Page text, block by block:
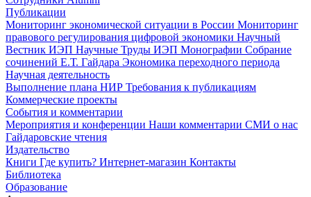
Публикации
Мониторинг экономической ситуации в России Мониторинг
правового регулирования цифровой экономики Научный
Вестник ИЭП Научные Труды ИЭП Монографии Собрание
сочинений Е.Т. Гайдара Экономика переходного периода
Научная деятельность
Выполнение плана НИР Требования к публикациям
Коммерческие проекты
События и комментарии
Мероприятия и конференции Наши комментарии СМИ о нас
Гайдаровские чтения
Издательство
Книги Где купить? Интернет-магазин Контакты
Библиотека
Образование